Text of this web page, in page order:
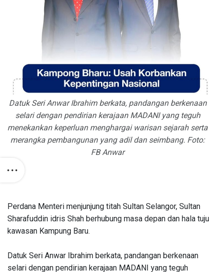
Datuk Seri Anwar Ibrahim berkata, pandangan berkenaan
selari dengan pendirian kerajaan MADANI yang teguh
menekankan keperluan menghargai warisan sejarah serta
merangka pembangunan yang adil dan seimbang. Foto:
FB Anwar
Perdana Menteri menjunjung titah Sultan Selangor, Sultan
Sharafuddin idris Shah berhubung masa depan dan hala tuju
kawasan Kampung Baru.
Datuk Seri Anwar Ibrahim berkata, pandangan berkenaan
selari dengan pendirian kerajaan MADANI yang teguh